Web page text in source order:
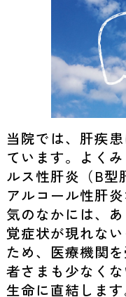
当院では、肝疾
ています。よく
ルス性肝炎（B型
アルコール性肝
気のなかには、
覚症状が現れな
ため、医療機関
者さまも少なく
生命に直結しま